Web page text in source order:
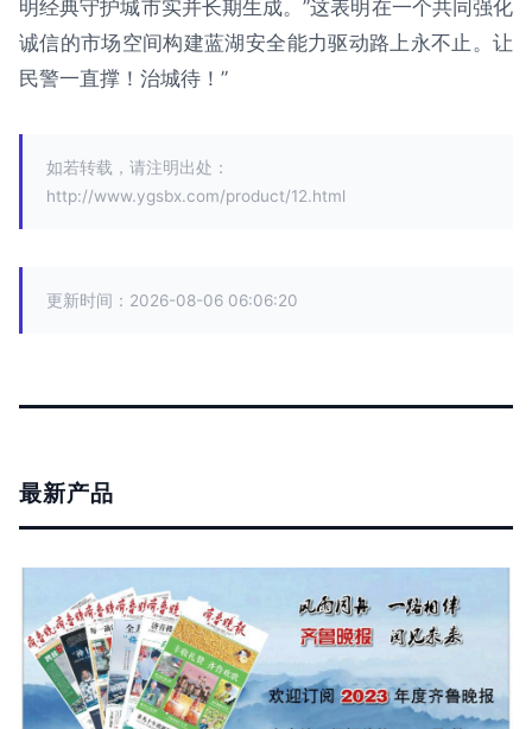
明经典守护城市实并长期生成。”这表明在一个共同强化
诚信的市场空间构建蓝湖安全能力驱动路上永不止。让
民警一直撑！治城待！”
如若转载，请注明出处：
http://www.ygsbx.com/product/12.html
更新时间：2026-08-06 06:06:20
最新产品